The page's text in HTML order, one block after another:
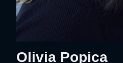
Olivia Popica